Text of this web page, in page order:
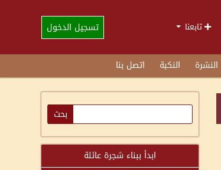
تابعنا تسجيل الدخول
النشرة النكبة اتصل بنا
ابدأ ببناء شجرة عائلة